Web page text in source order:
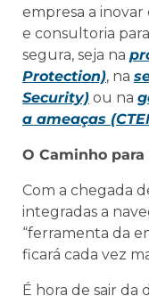
empresa a
e consultoria
segura, seja na
Protection), na
Security) ou na
a ameaças
O Caminho para
Com a chegada
integradas a
“ferramenta da
ficará cada vez
É hora de sair da